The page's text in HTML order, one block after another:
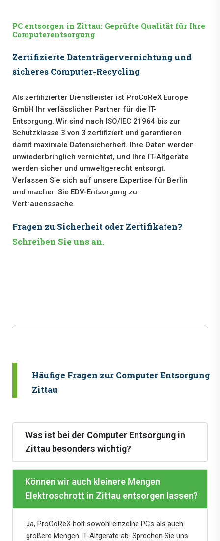
PC entsorgen in Zittau: Geprüfte Qualität für Ihre
Computerentsorgung
Zertifizierte Datenträgervernichtung und
sicheres Computer-Recycling
Als zertifizierter Dienstleister ist ProCoReX Europe
GmbH Ihr verlässlicher Partner für die IT-
Entsorgung. Wir sind nach ISO/IEC 21964 bis zur
Schutzklasse 3 von 3 zertifiziert und garantieren
damit maximale Datensicherheit. Ihre Daten werden
unwiederbringlich vernichtet, und Ihre IT-Altgeräte
werden sicher und umweltgerecht entsorgt.
Verlassen Sie sich auf unsere Expertise für Berlin
und machen Sie EDV-Entsorgung zur
Vertrauenssache.
Fragen zu Sicherheit oder Zertifikaten?
Schreiben Sie uns an.
Häufige Fragen zur Computer Entsorgung
Zittau
Was ist bei der Computer Entsorgung in
Zittau besonders wichtig?
Können wir auch kleinere Mengen
Elektroschrott in Zittau entsorgen lassen?
Ja, ProCoReX holt sowohl einzelne PCs als auch
größere Mengen IT-Altgeräte ab. Sprechen Sie uns